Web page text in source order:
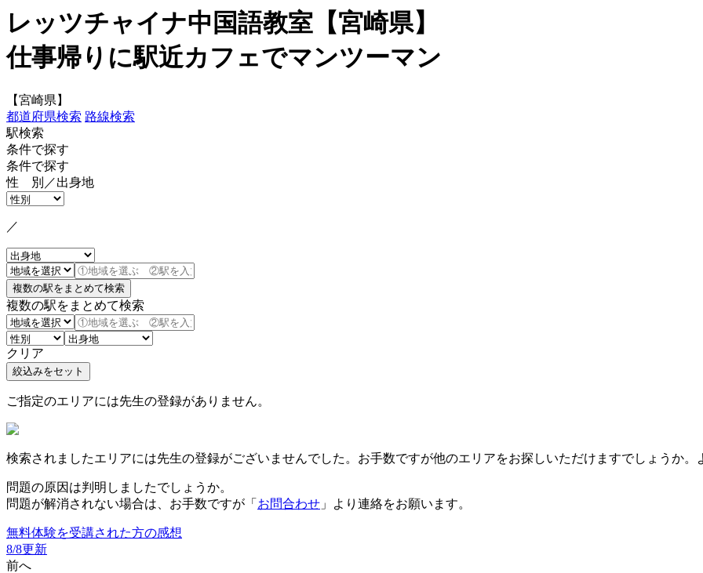
レッツチャイナ中国語教室【宮崎県】
仕事帰りに駅近カフェでマンツーマン
【宮崎県】
都道府県検索 路線検索
駅検索
条件で探す
条件で探す
性 別／出身地
／
複数の駅をまとめて検索
クリア
ご指定のエリアには先生の登録がありません。
検索されましたエリアには先生の登録がございませんでした。お手数ですが他のエリアをお探しいただけますでしょうか。
問題の原因は判明しましたでしょうか。
問題が解消されない場合は、お手数ですが「 お問合わせ 」より連絡をお願います。
無料体験を受講された方の感想
8/8更新
前へ